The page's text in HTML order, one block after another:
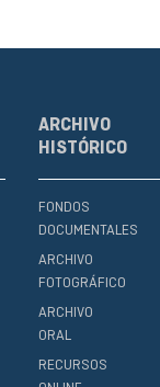
ARCHIVO
HISTÓRICO
FONDOS
DOCUMENTALES
ARCHIVO
FOTOGRÁFICO
ARCHIVO
ORAL
RECURSOS